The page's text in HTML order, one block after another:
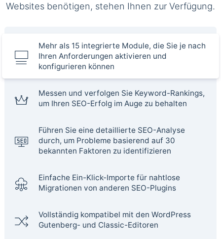
Websites benötigen, stehen Ihnen zur Verfügung.
Mehr als 15 integrierte Module, die Sie je nach
Ihren Anforderungen aktivieren und
konfigurieren können
Messen und verfolgen Sie Keyword-Rankings,
um Ihren SEO-Erfolg im Auge zu behalten
Führen Sie eine detaillierte SEO-Analyse
durch, um Probleme basierend auf 30
bekannten Faktoren zu identifizieren
Einfache Ein-Klick-Importe für nahtlose
Migrationen von anderen SEO-Plugins
Vollständig kompatibel mit den WordPress
Gutenberg- und Classic-Editoren